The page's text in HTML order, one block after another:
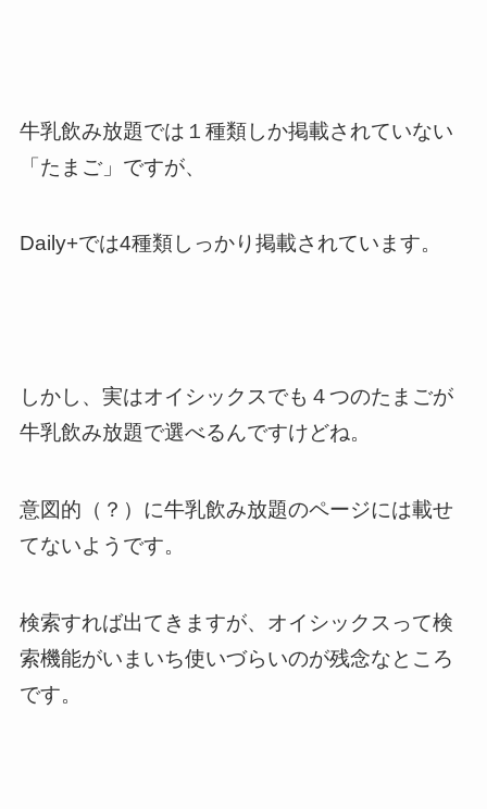
牛乳飲み放題では１種類しか掲載されていない
「たまご」ですが、
Daily+では4種類しっかり掲載されています。
しかし、実はオイシックスでも４つのたまごが
牛乳飲み放題で選べるんですけどね。
意図的（？）に牛乳飲み放題のページには載せ
てないようです。
検索すれば出てきますが、オイシックスって検
索機能がいまいち使いづらいのが残念なところ
です。